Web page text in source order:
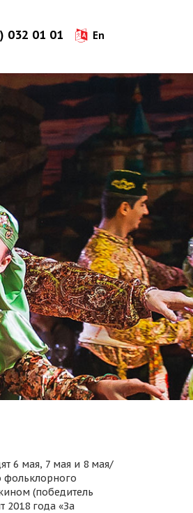
032 01 01 En
6 мая, 7 мая и 8 мая/
(победитель
2018 года «За